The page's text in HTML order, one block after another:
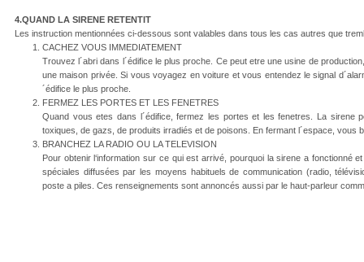
4.QUAND LA SIRENE RETENTIT
Les instruction mentionnées ci-dessous sont valables dans tous les cas autres que
CACHEZ VOUS IMMEDIATEMENT
Trouvez l´abri dans l´édifice le plus proche. Ce peut etre une usine de
une maison privée. Si vous voyagez en voiture et vous entendez le signal
´édifice le plus proche.
FERMEZ LES PORTES ET LES FENETRES
Quand vous etes dans l´édifice, fermez les portes et les fenetres. La sirene
toxiques, de gazs, de produits irradiés et de poisons. En fermant l´espace, vous
BRANCHEZ LA RADIO OU LA TELEVISION
Pour obtenir l‘information sur ce qui est arrivé, pourquoi la sirene a fonctionné
spéciales diffusées par les moyens habituels de communication (radio,
poste a piles. Ces renseignements sont annoncés aussi par le haut-parleur